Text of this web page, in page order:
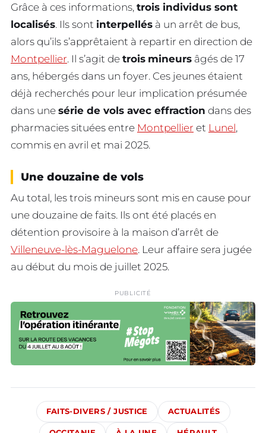
Grâce à ces informations, trois individus sont
localisés. Ils sont interpellés à un arrêt de bus,
alors qu’ils s’apprêtaient à repartir en direction de
Montpellier. Il s’agit de trois mineurs âgés de 17
ans, hébergés dans un foyer. Ces jeunes étaient
déjà recherchés pour leur implication présumée
dans une série de vols avec effraction dans des
pharmacies situées entre Montpellier et Lunel,
commis en avril et mai 2025.
Une douzaine de vols
Au total, les trois mineurs sont mis en cause pour
une douzaine de faits. Ils ont été placés en
détention provisoire à la maison d’arrêt de
Villeneuve-lès-Maguelone. Leur affaire sera jugée
au début du mois de juillet 2025.
PUBLICITÉ
FAITS-DIVERS / JUSTICE ACTUALITÉS